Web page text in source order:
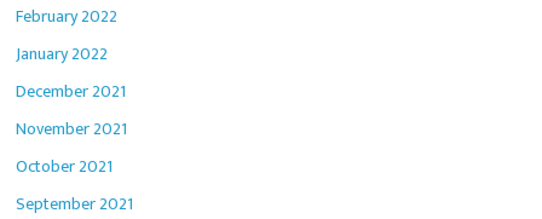
February 2022
January 2022
December 2021
November 2021
October 2021
September 2021